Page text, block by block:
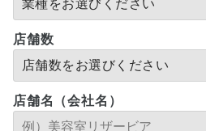
店舗数
店舗名（会社名）